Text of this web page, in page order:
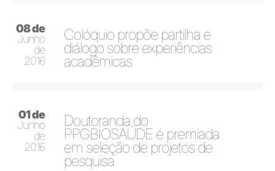
08 de
Junho
de
2016
Colóquio propõe partilha e
diálogo sobre experiências
acadêmicas
01 de
Junho
de
2016
Doutoranda do
PPGBIOSAÚDE é premiada
em seleção de projetos de
pesquisa